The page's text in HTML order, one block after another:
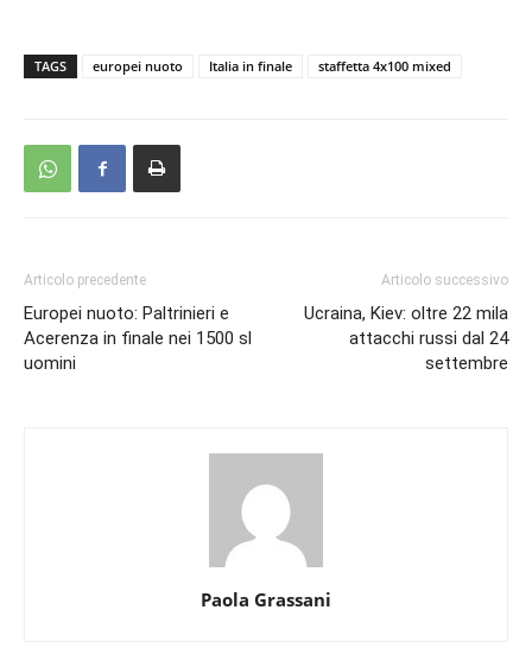
TAGS europei nuoto Italia in finale staffetta 4x100 mixed
Articolo precedente
Europei nuoto: Paltrinieri e
Acerenza in finale nei 1500 sl
uomini
Articolo successivo
Ucraina, Kiev: oltre 22 mila
attacchi russi dal 24
settembre
Paola Grassani